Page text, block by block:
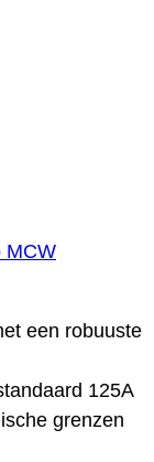
MCW
een robuuste
125A
grenzen